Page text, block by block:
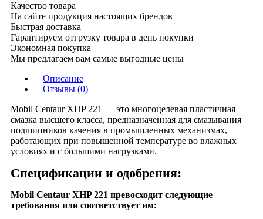
Качество товара
На сайте продукция настоящих брендов
Быстрая доставка
Гарантируем отгрузку товара в день покупки
Экономная покупка
Мы предлагаем вам самые выгодные цены
Описание
Отзывы (0)
Mobil Centaur XHP 221 — это многоцелевая пластичная
смазка высшего класса, предназначенная для смазывания
подшипников качения в промышленных механизмах,
работающих при повышенной температуре во влажных
условиях и с большими нагрузками.
Спецификации и одобрения:
Mobil Centaur XHP 221 превосходит следующие
требования или соответствует им: